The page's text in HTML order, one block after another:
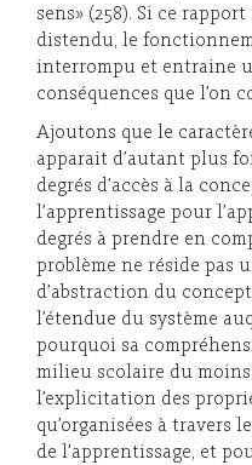
sens» (258). Si ce
distendu, le
interrompu et entraine
conséquences que l’on
Ajoutons que le
apparait d’autant plus
degrés d’accès à la
l’apprentissage pour
degrés à prendre en
problème ne réside pas
d’abstraction du
l’étendue du système
pourquoi sa
milieu scolaire du
l’explicitation des
qu’organisées à travers
de l’apprentissage, et